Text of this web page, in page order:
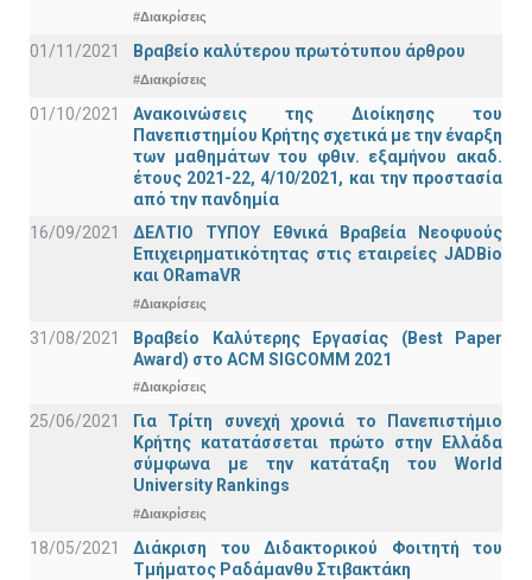
#Διακρίσεις
01/11/2021 Bραβείο καλύτερου πρωτότυπου άρθρου
#Διακρίσεις
01/10/2021
Ανακοινώσεις της Διοίκησης του
Πανεπιστημίου Κρήτης σχετικά με την έναρξη
των μαθημάτων του φθιν. εξαμήνου ακαδ.
έτους 2021-22, 4/10/2021, και την προστασία
από την πανδημία
16/09/2021
ΔΕΛΤΙΟ ΤΥΠΟΥ Εθνικά Βραβεία Νεοφυούς
Επιχειρηματικότητας στις εταιρείες JADBio
και ORamaVR
#Διακρίσεις
31/08/2021
Βραβείο Καλύτερης Εργασίας (Best Paper
Award) στο ACM SIGCOMM 2021
#Διακρίσεις
25/06/2021
Για Τρίτη συνεχή χρονιά το Πανεπιστήμιο
Κρήτης κατατάσσεται πρώτο στην Ελλάδα
σύμφωνα με την κατάταξη του World
University Rankings
#Διακρίσεις
18/05/2021
Διάκριση του Διδακτορικού Φοιτητή του
Τμήματος Ραδάμανθυ Στιβακτάκη